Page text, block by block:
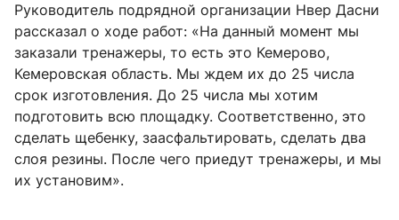
Руководитель подрядной организации Нвер Дасни
рассказал о ходе работ: «На данный момент мы
заказали тренажеры, то есть это Кемерово,
Кемеровская область. Мы ждем их до 25 числа
срок изготовления. До 25 числа мы хотим
подготовить всю площадку. Соответственно, это
сделать щебенку, заасфальтировать, сделать два
слоя резины. После чего приедут тренажеры, и мы
их установим».